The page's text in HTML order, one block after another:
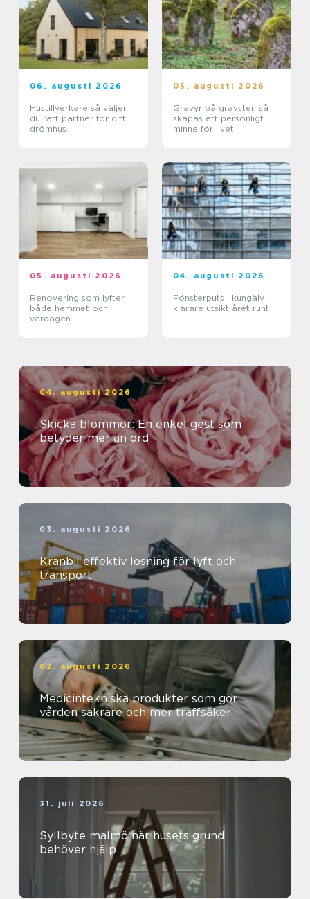
06. augusti 2026
Hustillverkare så väljer
du rätt partner för ditt
drömhus
05. augusti 2026
Gravyr på gravsten så
skapas ett personligt
minne för livet
05. augusti 2026
Renovering som lyfter
både hemmet och
vardagen
04. augusti 2026
Fönsterputs i kungälv
klarare utsikt året runt
04. augusti 2026
Skicka blommor: En enkel gest som
betyder mer än ord
03. augusti 2026
Kranbil effektiv lösning för lyft och
transport
02. augusti 2026
Medicintekniska produkter som gör
vården säkrare och mer träffsäker
31. juli 2026
Syllbyte malmö när husets grund
behöver hjälp